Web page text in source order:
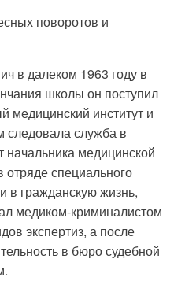
поворотов и
в далеком 1963 году в
школы он поступил
медицинский институт и
следовала служба в
начальника медицинской
отряде специального
в гражданскую жизнь,
медиком-криминалистом
экспертиз, а после
в бюро судебной